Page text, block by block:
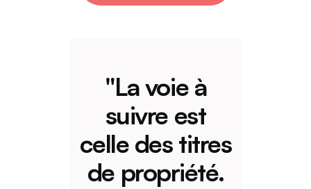
"Lavoie à
suivre est
celle des titres
de propriété.